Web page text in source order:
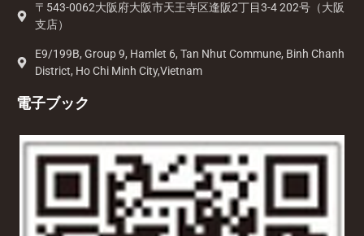
〒543-0062大阪府大阪市天王寺区逢阪2丁目3-4 202号（大阪
支店）
E9/199B, Group 9, Hamlet 6, Tan Nhut Commune, Binh Chanh
District, Ho Chi Minh City,Vietnam
電子ブック